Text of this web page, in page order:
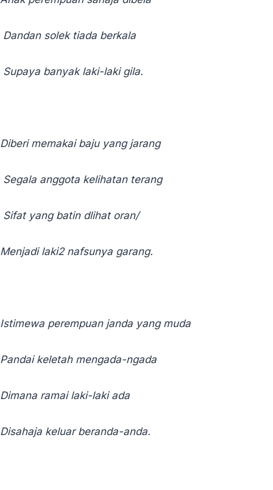
Dandan solek tiada berkala
Supaya banyak laki-laki gila.
Diberi memakai baju yang jarang
Segala anggota kelihatan terang
Sifat yang batin dlihat oran/
Menjadi laki2 nafsunya garang.
Istimewa perempuan janda yang muda
Pandai keletah mengada-ngada
Dimana ramai laki-laki ada
Disahaja keluar beranda-anda.